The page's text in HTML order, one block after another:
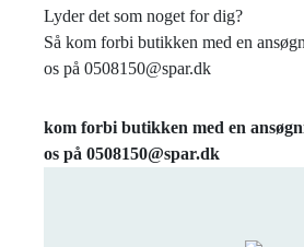
Lyder det som noget for dig?
Så kom forbi butikken med en
os på 0508150@spar.dk
kom forbi butikken med en
os på 0508150@spar.dk